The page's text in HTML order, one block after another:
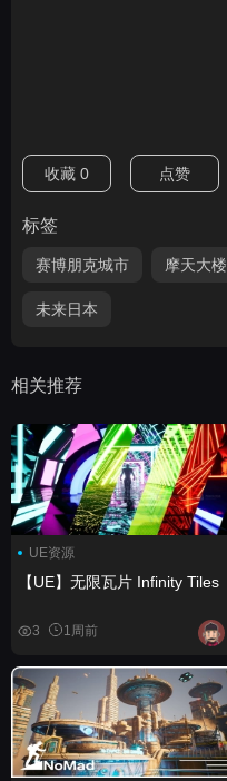
收藏 0 点赞
标签
赛博朋克城市 摩天大楼
未来日本
相关推荐
UE资源
【UE】无限瓦片 Infinity Tiles
3 1周前